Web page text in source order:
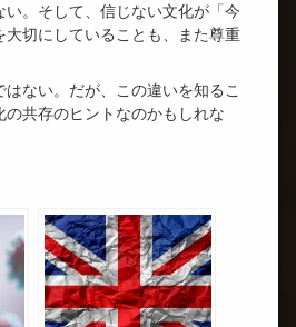
。そして、信じない文化が「今
大切にしていることも、また尊重
ない。だが、この違いを知るこ
の共存のヒントなのかもしれな